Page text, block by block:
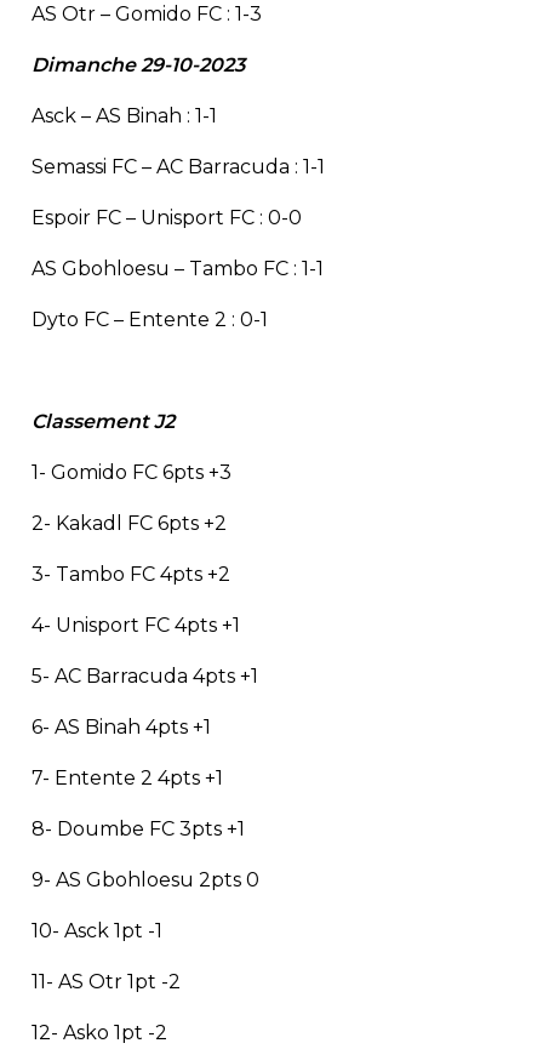
AS Otr – Gomido FC : 1-3
Dimanche 29-10-2023
Asck – AS Binah : 1-1
Semassi FC – AC Barracuda : 1-1
Espoir FC – Unisport FC : 0-0
AS Gbohloesu – Tambo FC : 1-1
Dyto FC – Entente 2 : 0-1
Classement J2
1- Gomido FC 6pts +3
2- Kakadl FC 6pts +2
3- Tambo FC 4pts +2
4- Unisport FC 4pts +1
5- AC Barracuda 4pts +1
6- AS Binah 4pts +1
7- Entente 2 4pts +1
8- Doumbe FC 3pts +1
9- AS Gbohloesu 2pts 0
10- Asck 1pt -1
11- AS Otr 1pt -2
12- Asko 1pt -2